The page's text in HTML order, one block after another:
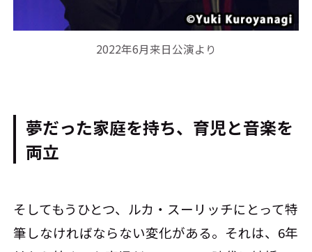
2022年6月来日公演より
夢だった家庭を持ち、育児と音楽を
両立
そしてもうひとつ、ルカ・スーリッチにとって特
筆しなければならない変化がある。それは、6年